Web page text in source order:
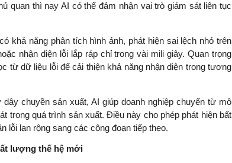
quan thì nay AI có thể đảm nhận vai trò giám sát liên tục
khả năng phân tích hình ảnh, phát hiện sai lệch nhỏ trên
nhận diện lỗi lắp ráp chỉ trong vài mili giây. Quan trọng
từ dữ liệu lỗi để cải thiện khả năng nhận diện trong tương
chuyền sản xuất, AI giúp doanh nghiệp chuyển từ mô
trong quá trình sản xuất. Điều này cho phép phát hiện bất
lỗi lan rộng sang các công đoạn tiếp theo.
lượng thế hệ mới